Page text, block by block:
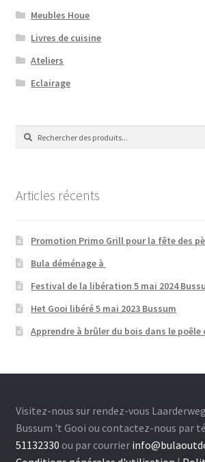
Meubles Houe
Livres de cuisine
Ateliers
Eclairage
Recherche
Recherche
Articles récents
Promotion Primo Grill pour la fête des
Bula déménage à
Festival de la libération 5 mai 2024
Het Gooi libéré 5 mai 2023 Bussum
Apprendre à brûler du bois dans le poêle
Visitez-nous sur rendez-vous
Bussum 't Gooi ou contactez-nous par
51132330 ou par courrier